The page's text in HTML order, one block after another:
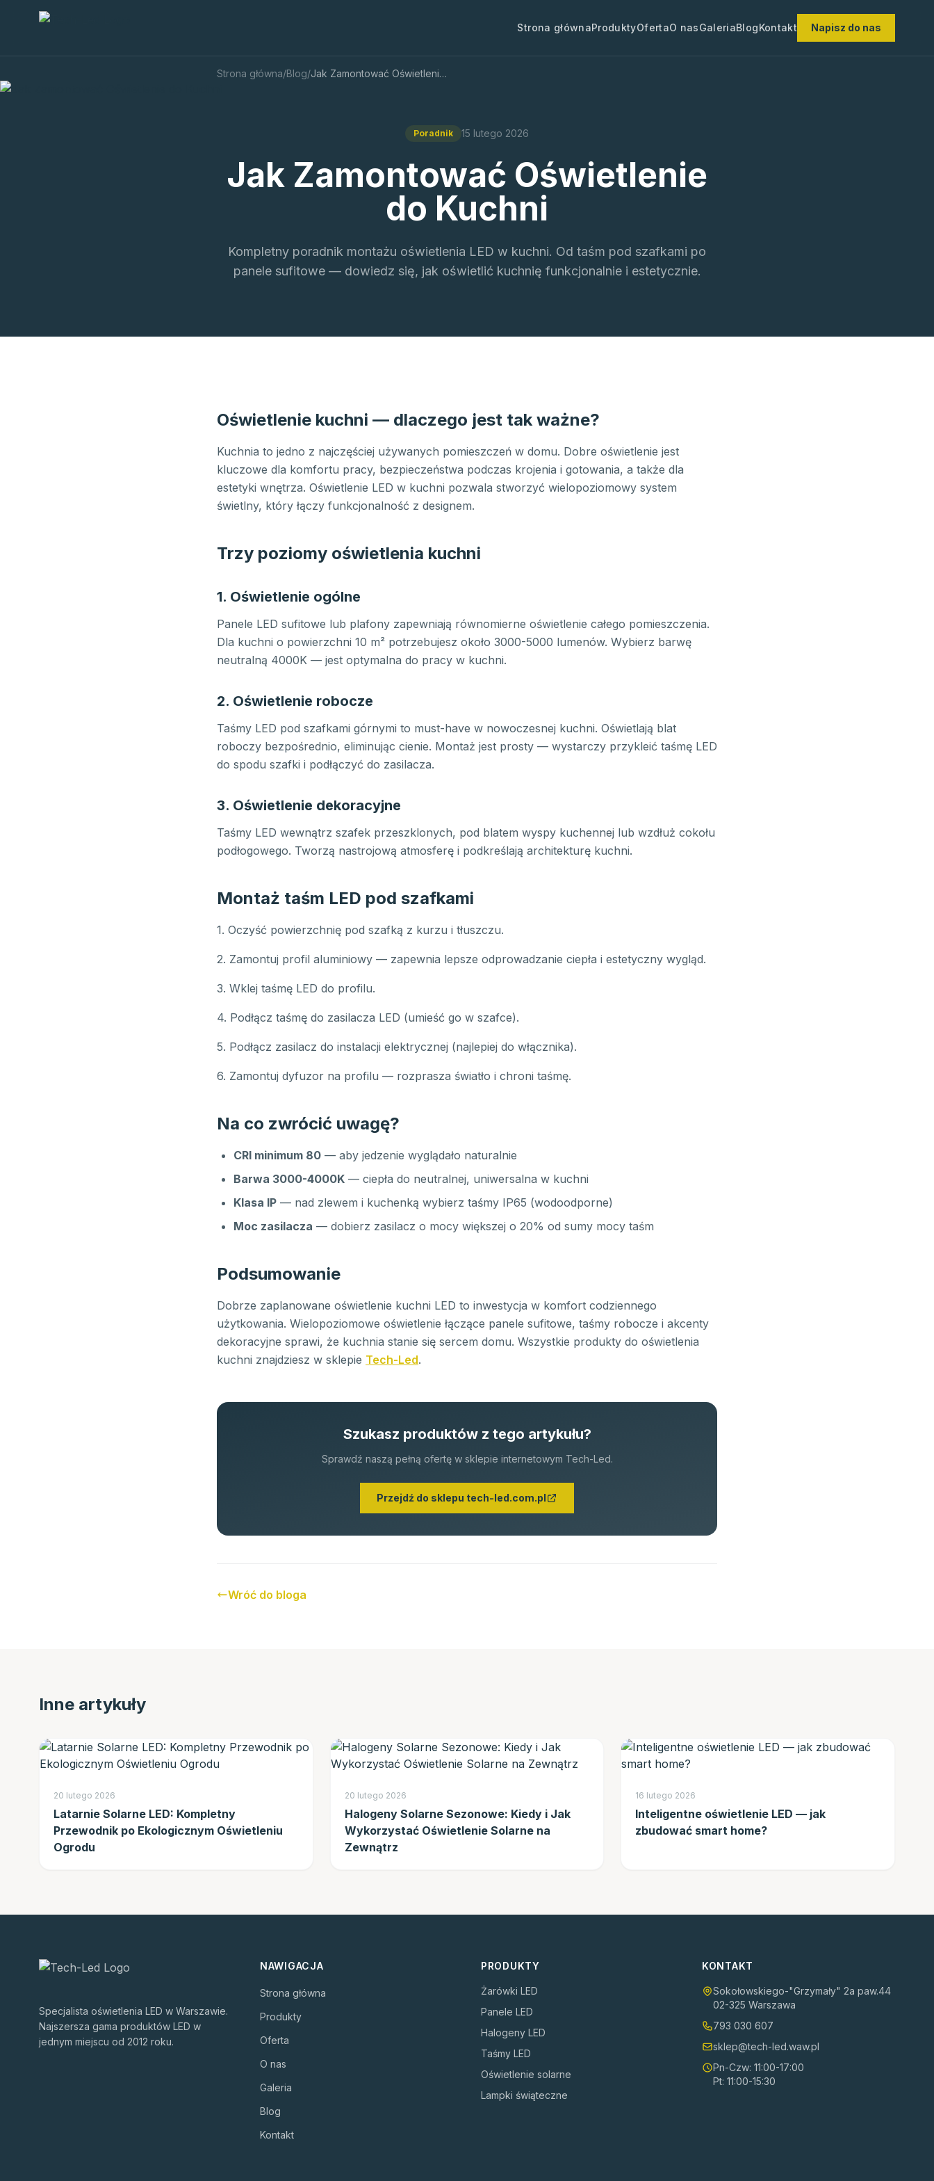
Strona głównaProduktyOfertaO nasGaleriaBlogKontakt Napisz do nas
Strona główna/Blog/ Jak Zamontować Oświetlenie do Kuchni
Poradnik 15 lutego 2026
Jak Zamontować Oświetlenie
do Kuchni
Kompletny poradnik montażu oświetlenia LED w kuchni. Od taśm pod szafkami po
panele sufitowe — dowiedz się, jak oświetlić kuchnię funkcjonalnie i estetycznie.
Oświetlenie kuchni — dlaczego jest tak ważne?
Kuchnia to jedno z najczęściej używanych pomieszczeń w domu. Dobre oświetlenie jest
kluczowe dla komfortu pracy, bezpieczeństwa podczas krojenia i gotowania, a także dla
estetyki wnętrza. Oświetlenie LED w kuchni pozwala stworzyć wielopoziomowy system
świetlny, który łączy funkcjonalność z designem.
Trzy poziomy oświetlenia kuchni
1. Oświetlenie ogólne
Panele LED sufitowe lub plafony zapewniają równomierne oświetlenie całego pomieszczenia.
Dla kuchni o powierzchni 10 m² potrzebujesz około 3000-5000 lumenów. Wybierz barwę
neutralną 4000K — jest optymalna do pracy w kuchni.
2. Oświetlenie robocze
Taśmy LED pod szafkami górnymi to must-have w nowoczesnej kuchni. Oświetlają blat
roboczy bezpośrednio, eliminując cienie. Montaż jest prosty — wystarczy przykleić taśmę LED
do spodu szafki i podłączyć do zasilacza.
3. Oświetlenie dekoracyjne
Taśmy LED wewnątrz szafek przeszklonych, pod blatem wyspy kuchennej lub wzdłuż cokołu
podłogowego. Tworzą nastrojową atmosferę i podkreślają architekturę kuchni.
Montaż taśm LED pod szafkami
1. Oczyść powierzchnię pod szafką z kurzu i tłuszczu.
2. Zamontuj profil aluminiowy — zapewnia lepsze odprowadzanie ciepła i estetyczny wygląd.
3. Wklej taśmę LED do profilu.
4. Podłącz taśmę do zasilacza LED (umieść go w szafce).
5. Podłącz zasilacz do instalacji elektrycznej (najlepiej do włącznika).
6. Zamontuj dyfuzor na profilu — rozprasza światło i chroni taśmę.
Na co zwrócić uwagę?
CRI minimum 80 — aby jedzenie wyglądało naturalnie
Barwa 3000-4000K — ciepła do neutralnej, uniwersalna w kuchni
Klasa IP — nad zlewem i kuchenką wybierz taśmy IP65 (wodoodporne)
Moc zasilacza — dobierz zasilacz o mocy większej o 20% od sumy mocy taśm
Podsumowanie
Dobrze zaplanowane oświetlenie kuchni LED to inwestycja w komfort codziennego
użytkowania. Wielopoziomowe oświetlenie łączące panele sufitowe, taśmy robocze i akcenty
dekoracyjne sprawi, że kuchnia stanie się sercem domu. Wszystkie produkty do oświetlenia
kuchni znajdziesz w sklepie Tech-Led.
Szukasz produktów z tego artykułu?
Sprawdź naszą pełną ofertę w sklepie internetowym Tech-Led.
Przejdź do sklepu tech-led.com.pl
Wróć do bloga
Inne artykuły
20 lutego 2026
Latarnie Solarne LED: Kompletny
Przewodnik po Ekologicznym Oświetleniu
Ogrodu
20 lutego 2026
Halogeny Solarne Sezonowe: Kiedy i Jak
Wykorzystać Oświetlenie Solarne na
Zewnątrz
16 lutego 2026
Inteligentne oświetlenie LED — jak
zbudować smart home?
Specjalista oświetlenia LED w Warszawie.
Najszersza gama produktów LED w
jednym miejscu od 2012 roku.
NAWIGACJA
Strona główna
Produkty
Oferta
O nas
Galeria
Blog
Kontakt
PRODUKTY
Żarówki LED
Panele LED
Halogeny LED
Taśmy LED
Oświetlenie solarne
Lampki świąteczne
KONTAKT
Sokołowskiego-"Grzymały" 2a paw.44
02-325 Warszawa
793 030 607
sklep@tech-led.waw.pl
Pn-Czw: 11:00-17:00
Pt: 11:00-15:30